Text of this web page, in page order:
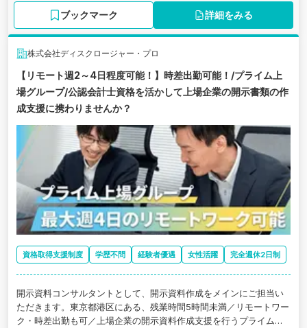
ブックマーク 詳細をみる
株式会社ディスクロージャー・プロ
【リモート週2～4日程度可能！】時差出勤可能！/プライム上
場グループ/公認会計士資格を活かして上場企業の開示書類の作
成支援に携わりませんか？
資格取得支援制度 学歴不問 経験者優遇 女性活躍 完全週休2日制
開示資料コンサルタントとして、開示資料作成をメインにご担当い
ただきます。東京都港区にある、残業時間5時間未満／リモートワー
ク・時差出勤も可／上場企業の開示資料作成支援を行うプライム上